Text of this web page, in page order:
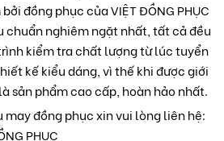
đồng phục của VIỆT ĐỒNG PHỤC
chuẩn nghiêm ngặt nhất, tất cả đều
kiểm tra chất lượng từ lúc tuyển
kế kiểu dáng, vì thế khi được giới
sản phẩm cao cấp, hoàn hảo nhất.
may đồng phục xin vui lòng liên hệ:
PHỤC